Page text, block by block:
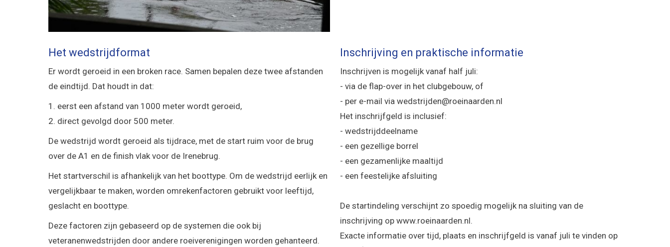
Het wedstrijdformat
Er wordt geroeid in een broken race. Samen bepalen deze twee afstanden
de eindtijd. Dat houdt in dat:
1. eerst een afstand van 1000 meter wordt geroeid,
2. direct gevolgd door 500 meter.
De wedstrijd wordt geroeid als tijdrace, met de start ruim voor de brug
over de A1 en de finish vlak voor de Irenebrug.
Het startverschil is afhankelijk van het boottype. Om de wedstrijd eerlijk en
vergelijkbaar te maken, worden omrekenfactoren gebruikt voor leeftijd,
geslacht en boottype.
Deze factoren zijn gebaseerd op de systemen die ook bij
veteranenwedstrijden door andere roeiverenigingen worden gehanteerd.
Inschrijving en praktische informatie
Inschrijven is mogelijk vanaf half juli:
- via de flap-over in het clubgebouw, of
- per e-mail via nedjirtsdew@roeinaarden.nl
Het inschrijfgeld is inclusief:
- wedstrijddeelname
- een gezellige borrel
- een gezamenlijke maaltijd
- een feestelijke afsluiting
De startindeling verschijnt zo spoedig mogelijk na sluiting van de
inschrijving op www.roeinaarden.nl.
Exacte informatie over tijd, plaats en inschrijfgeld is vanaf juli te vinden op